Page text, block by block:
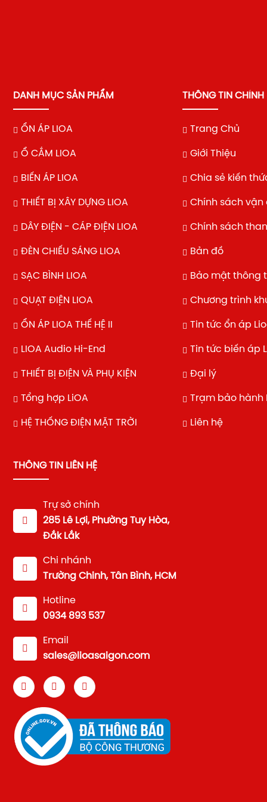
DANH MỤC SẢN PHẨM
ỔN ÁP LIOA
Ổ CẮM LIOA
BIẾN ÁP LIOA
THIẾT BỊ XÂY DỰNG LIOA
DÂY ĐIỆN - CÁP ĐIỆN LIOA
ĐÈN CHIẾU SÁNG LIOA
SẠC BÌNH LIOA
QUẠT ĐIỆN LIOA
ỔN ÁP LIOA THẾ HỆ II
LIOA Audio Hi-End
THIẾT BỊ ĐIỆN VÀ PHỤ KIỆN
Tổng hợp LiOA
HỆ THỐNG ĐIỆN MẶT TRỜI
THÔNG TIN CHÍNH
Trang Chủ
Giới Thiệu
Chia sẻ kiến
Chính sách vận
Chính sách
Bản đồ
Bảo mật thông
Chương trình
Tin tức ổn áp
Tin tức biến áp
Đại lý
Trạm bảo hành
Liên hệ
THÔNG TIN LIÊN HỆ
Trự sở chính
285 Lê Lợi, Phường Tuy Hòa,
Đắk Lắk
Chi nhánh
Trường Chinh, Tân Bình, HCM
Hotline
0934 893 537
Email
sales@lioasaigon.com